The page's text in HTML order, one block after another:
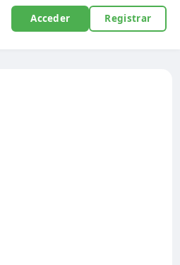
Acceder Registrar